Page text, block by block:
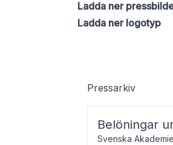
Ladda ner
Ladda ner logotyp
Pressarkiv
Belöningar
Svenska